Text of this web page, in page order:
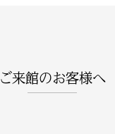
ご来館のお客様へ